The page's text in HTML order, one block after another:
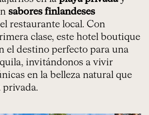
sabores finlandeses
restaurante local. Con
clase, este hotel boutique
el destino perfecto para una
invitándonos a vivir
en la belleza natural que
privada.